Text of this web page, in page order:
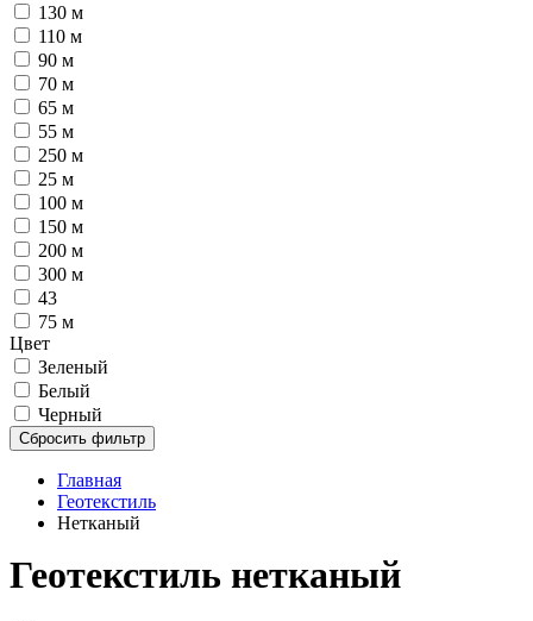
130 м
110 м
90 м
70 м
65 м
55 м
250 м
25 м
100 м
150 м
200 м
300 м
43
75 м
Цвет
Зеленый
Белый
Черный
Сбросить фильтр
Главная
Геотекстиль
Нетканый
Геотекстиль нетканый